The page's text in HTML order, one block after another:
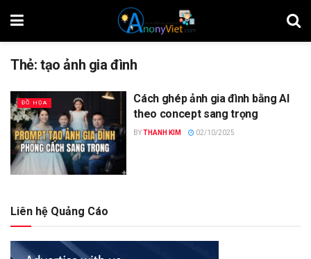
Thẻ:tạo ảnh gia đình
ĐỒ HỌA
Cách ghép ảnh gia đình bằng AI
theo concept sang trọng
BYTHANH KIM 02/10/2025
Liên hệ Quảng Cáo